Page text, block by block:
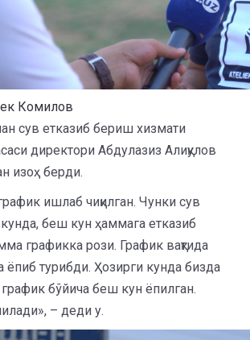
Комилов
сув етказиб бериш хизмати
директори Абдулазиз Алиқулов
изоҳ берди.
ишлаб чиқилган. Чунки сув
кунда, беш кун ҳаммага етказиб
графикка рози. График вақтида
ёпиб турибди. Ҳозирги кунда бизда
бўйича беш кун ёпилган.
– деди у.